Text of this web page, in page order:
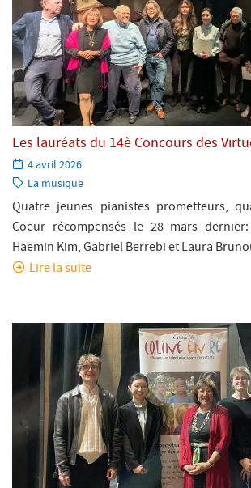
Les lauréats du 14è Concours des
Paru
le:
4 avril 2026
Catégorie:
La musique
Quatre jeunes pianistes prometteurs,
Coeur récompensés le 28 mars
Haemin Kim, Gabriel Berrebi et Laura
Lire la suite